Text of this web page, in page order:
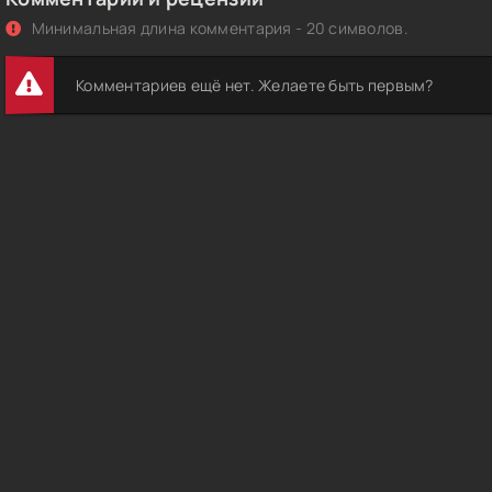
Минимальная длина комментария - 20 символов.
Комментариев ещё нет. Желаете быть первым?